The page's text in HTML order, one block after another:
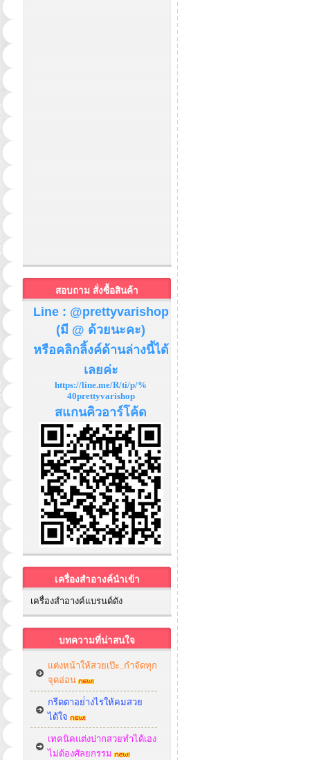
สอบถาม สั่งซื้อสินค้า
Line : @prettyvarishop
(มี @ ด้วยนะคะ)
หรือคลิกลิ้งค์ด้านล่างนี้ได้
เลยค่ะ
https://line.me/R/ti/p/%
40prettyvarishop
สแกนคิวอาร์โค้ด
เครื่องสำอางค์นำเข้า
เครื่องสำอางค์แบรนด์ดัง
บทความที่น่าสนใจ
แต่งหน้าให้สวยเป๊ะ..กำจัดทุก
จุดอ่อน
กรีดตาอย่่างไรให้คมสวย
ได้ใจ
เทคนิคแต่งปากสวยทำได้เอง
ไม่ต้องศัลยกรรม